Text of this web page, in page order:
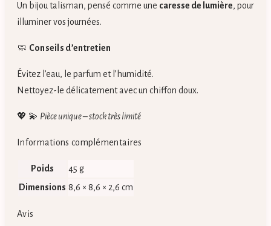
Un bijou talisman, pensé comme une caresse de lumière, pour
illuminer vos journées.
🧼 Conseils d’entretien
Évitez l’eau, le parfum et l’humidité.
Nettoyez-le délicatement avec un chiffon doux.
💖 💫 Pièce unique – stock très limité
Informations complémentaires
Poids
45 g
Dimensions 8,6 × 8,6 × 2,6 cm
Avis